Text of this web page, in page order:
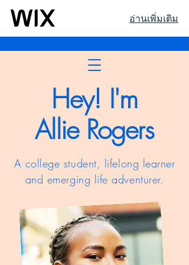
อ่านเพิ่มเติม